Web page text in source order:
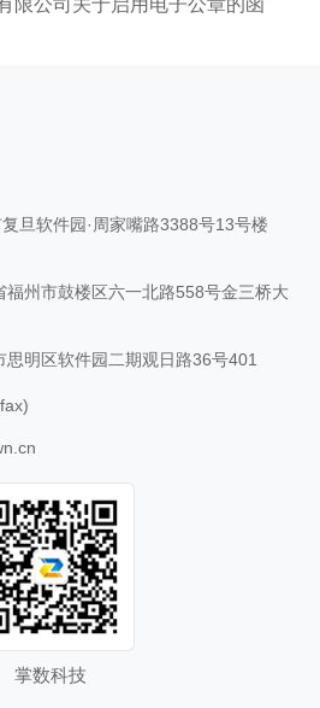
限公司关于启用电子公章的函
旦软件园·周家嘴路3388号13号楼
福州市鼓楼区六一北路558号金三桥大
思明区软件园二期观日路36号401
掌数科技